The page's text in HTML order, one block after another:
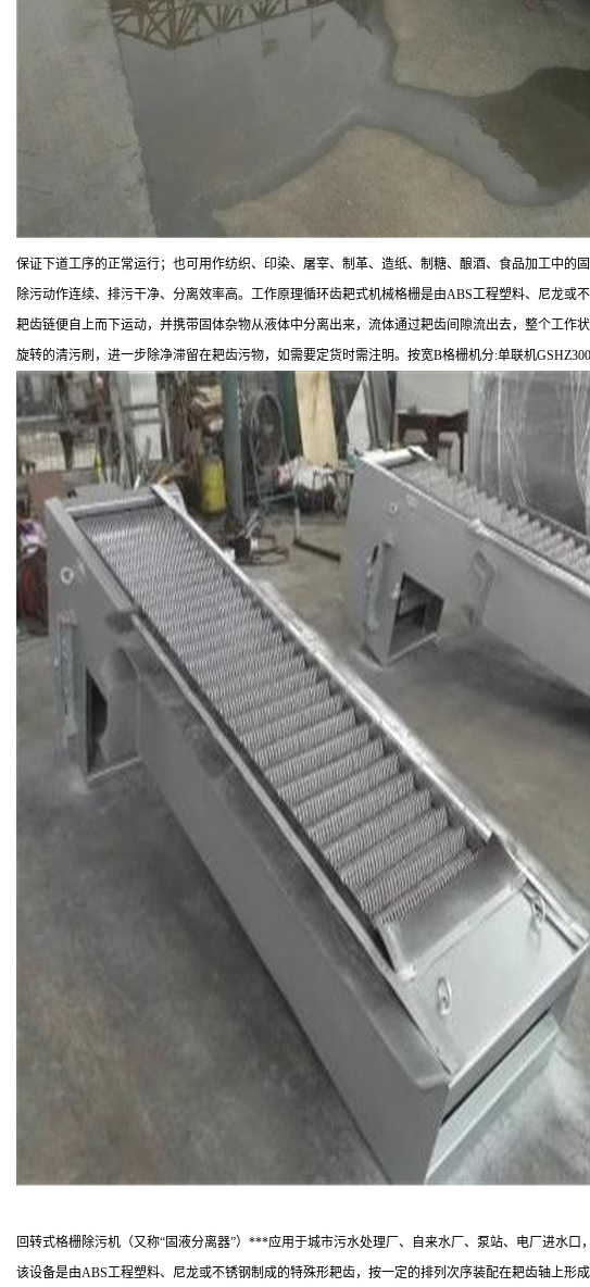
保证下道工序的正常运行；也可用作纺织、印染、屠宰、制革、造纸、制糖、酿酒、食品加工中的
除污动作连续、排污干净、分离效率高。工作原理循环齿耙式机械格栅是由ABS工程塑料、尼龙
耙齿链便自上而下运动，并携带固体杂物从液体中分离出来，流体通过耙齿间隙流出去，整个工
旋转的清污刷，进一步除净滞留在耙齿污物，如需要定货时需注明。按宽B格栅机分:单联机
回转式格栅除污机（又称“固液分离器”）***应用于城市污水处理厂、自来水厂、泵站、电厂进水
该设备是由ABS工程塑料、尼龙或不锈钢制成的特殊形耙齿，按一定的排列次序装配在耙齿轴上